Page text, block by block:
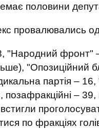
половини
провалювались
фронт" –
"Опозиційний
партія –
–
встигли
по фракціях